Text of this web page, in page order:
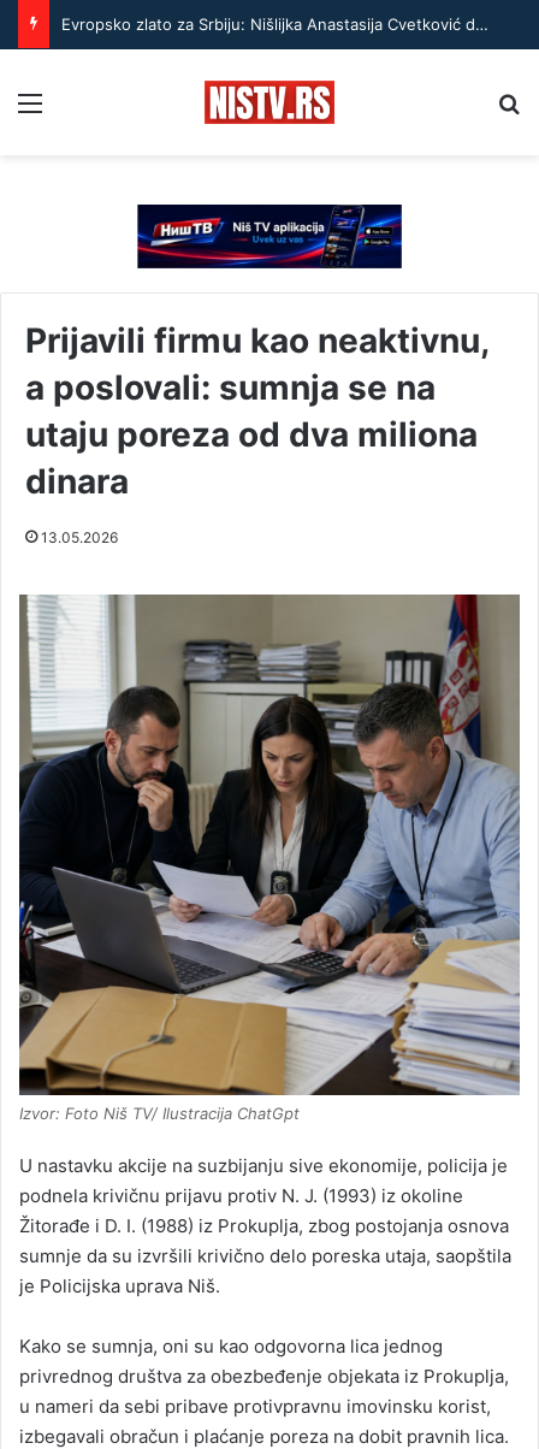
Evropsko zlato za Srbiju: Nišlijka Anastasija Cvetković donela odlučujući poen u finalu
Prijavili firmu kao neaktivnu,
a poslovali: sumnja se na
utaju poreza od dva miliona
dinara
13.05.2026
Izvor: Foto Niš TV/ Ilustracija ChatGpt
U nastavku akcije na suzbijanju sive ekonomije, policija je
podnela krivičnu prijavu protiv N. J. (1993) iz okoline
Žitorađe i D. I. (1988) iz Prokuplja, zbog postojanja osnova
sumnje da su izvršili krivično delo poreska utaja, saopštila
je Policijska uprava Niš.
Kako se sumnja, oni su kao odgovorna lica jednog
privrednog društva za obezbeđenje objekata iz Prokuplja,
u nameri da sebi pribave protivpravnu imovinsku korist,
izbegavali obračun i plaćanje poreza na dobit pravnih lica.